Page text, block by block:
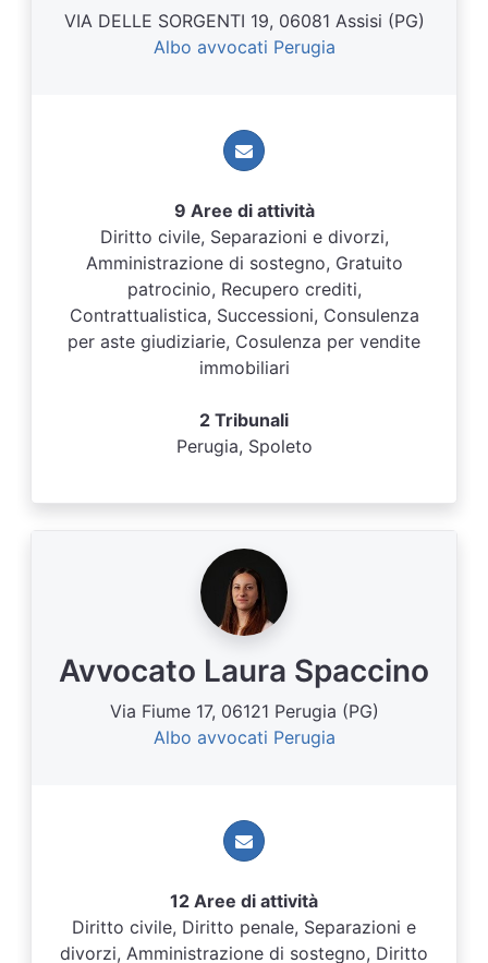
VIA DELLE SORGENTI 19, 06081 Assisi (PG)
Albo avvocati Perugia
9 Aree di attività
Diritto civile, Separazioni e divorzi,
Amministrazione di sostegno, Gratuito
patrocinio, Recupero crediti,
Contrattualistica, Successioni, Consulenza
per aste giudiziarie, Cosulenza per vendite
immobiliari
2 Tribunali
Perugia, Spoleto
Avvocato Laura Spaccino
Via Fiume 17, 06121 Perugia (PG)
Albo avvocati Perugia
12 Aree di attività
Diritto civile, Diritto penale, Separazioni e
divorzi, Amministrazione di sostegno, Diritto